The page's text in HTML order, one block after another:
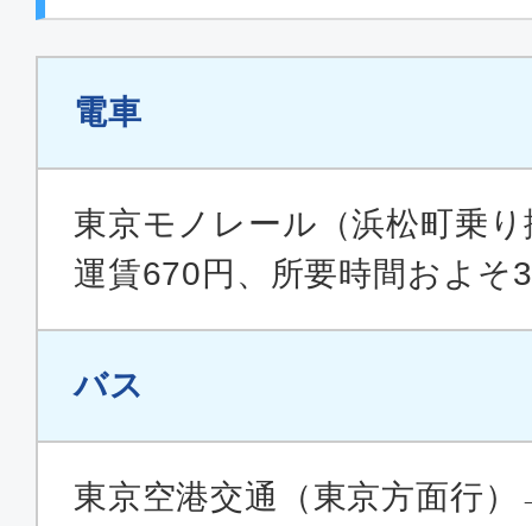
電車
東京モノレール（浜松町乗
運賃670円、所要時間およそ
バス
東京空港交通（東京方面行